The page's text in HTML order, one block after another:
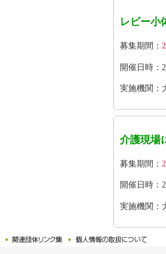
レビー小
募集期間：
開催日時：
実施機関：
介護現場
募集期間：
開催日時：
実施機関：